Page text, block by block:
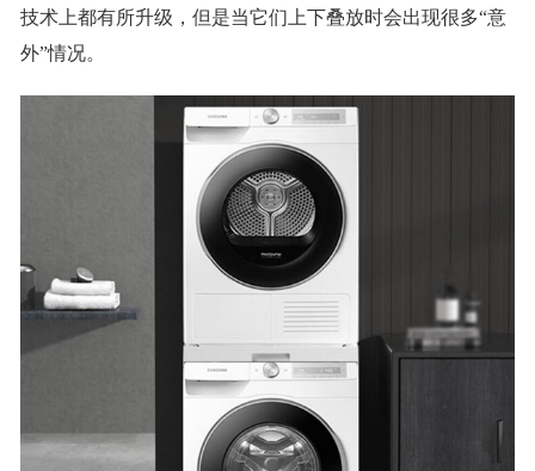
技术上都有所升级，但是当它们上下叠放时会出现很多“意
外”情况。